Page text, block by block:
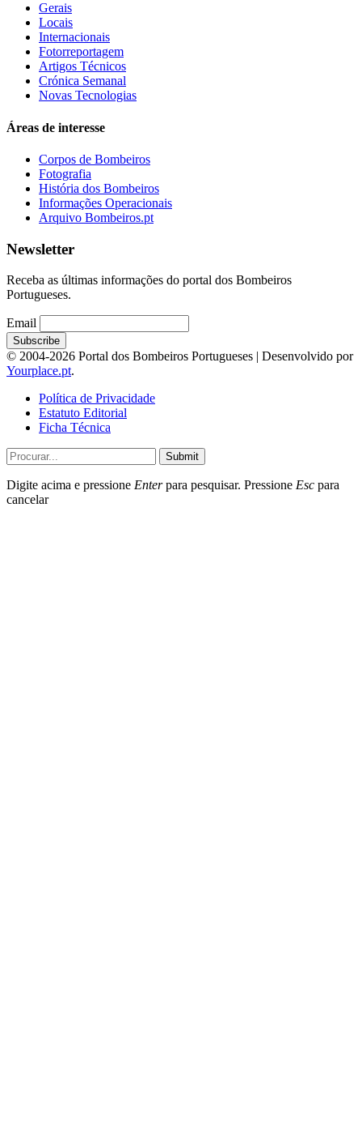
Gerais
Locais
Internacionais
Fotorreportagem
Artigos Técnicos
Crónica Semanal
Novas Tecnologias
Áreas de interesse
Corpos de Bombeiros
Fotografia
História dos Bombeiros
Informações Operacionais
Arquivo Bombeiros.pt
Newsletter
Receba as últimas informações do portal dos Bombeiros
Portugueses.
Email
© 2004-2026 Portal dos Bombeiros Portugueses | Desenvolvido por
Yourplace.pt.
Política de Privacidade
Estatuto Editorial
Ficha Técnica
Submit
Digite acima e pressione Enterpara pesquisar. Pressione Esc para
cancelar